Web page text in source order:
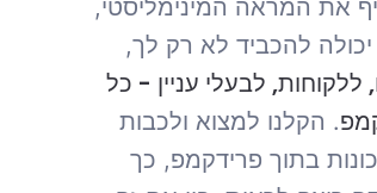
את המראה המינימליסטי,
להכביד לא רק לך,
ללקוחות, לבעלי עניין - כל
. הקלנו למצוא ולכבות
בתוך פרידקמפ, כך